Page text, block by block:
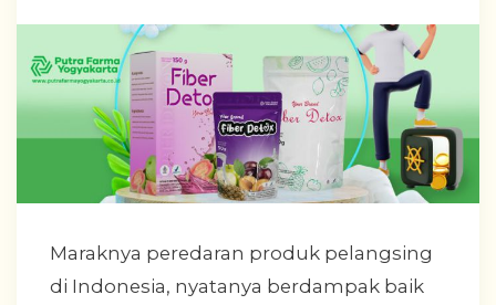
Maraknya peredaran produk pelangsing
di Indonesia, nyatanya berdampak baik